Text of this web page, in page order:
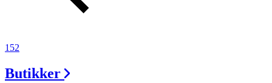
Åpningstider
Ledige stillinger
Magasin
152
Butikker